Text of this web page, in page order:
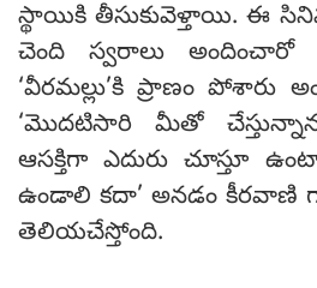
స్థాయికి తీసుకువెళ్తాయి. ఈ
చెంది స్వరాలు అందించారో
‘వీరమల్లు’కి ప్రాణం పోశారు
‘మొదటిసారి మీతో
ఆసక్తిగా ఎదురు చూస్తూ
ఉండాలి కదా’ అనడం కీరవాణి
తెలియచేస్తోంది.